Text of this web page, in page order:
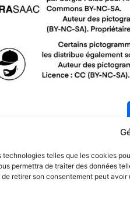
telles que les cookies
permettra de traiter des données
retirer son consentement peut